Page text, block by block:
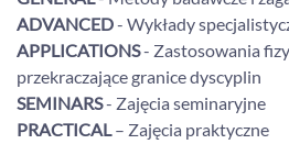
ADVANCED- Wykłady
APPLICATIONS- Zastosowania
przekraczające granice dyscyplin
SEMINARS- Zajęcia seminaryjne
PRACTICAL– Zajęcia praktyczne